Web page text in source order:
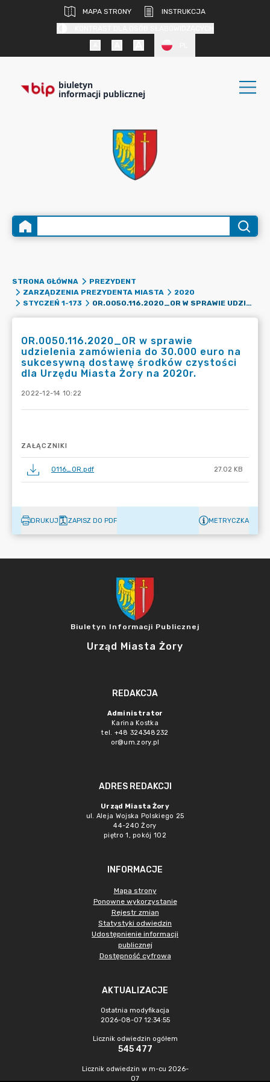
MAPA STRONY
INSTRUKCJA
biuletyn
informacji publicznej
STRONA GŁÓWNA
PREZYDENT
ZARZĄDZENIA PREZYDENTA MIASTA
2020
STYCZEŃ 1-173
OR.0050.116.2020_OR W SPRAWIE UDZIELENIA ZAMÓWIENIA DO 30.000 EURO NA SUKCESYWNĄ DOSTAWĘ ŚRODKÓW CZYSTOŚCI DLA URZĘDU MIASTA ŻORY NA 2020R.
OR.0050.116.2020_OR w sprawie
udzielenia zamówienia do 30.000 euro na
sukcesywną dostawę środków czystości
dla Urzędu Miasta Żory na 2020r.
2022-12-14 10:22
ZAŁĄCZNIKI
0116_OR.pdf 27.02 KB
DRUKUJ ZAPISZ DO PDF METRYCZKA
Biuletyn Informacji Publicznej
Urząd Miasta Żory
REDAKCJA
Administrator
Karina Kostka
tel. +48 324348232
or@um.zory.pl
ADRES REDAKCJI
Urząd Miasta Żory
ul. Aleja Wojska Polskiego 25
44-240 Żory
piętro 1, pokój 102
INFORMACJE
Mapa strony
Ponowne wykorzystanie
Rejestr zmian
Statystyki odwiedzin
Udostępnienie informacji
publicznej
Dostępność cyfrowa
AKTUALIZACJE
Ostatnia modyfikacja
2026-08-07 12:34:55
Licznik odwiedzin ogółem
545 477
Licznik odwiedzin w m-cu 2026-
07